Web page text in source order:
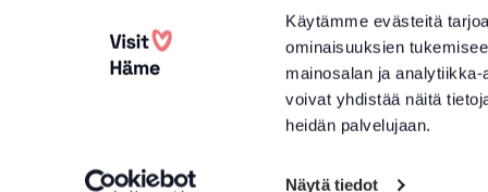
Käytämme evästeitä
ominaisuuksien
mainosalan ja
voivat yhdistää näitä
heidän palvelujaan.
Näytä tiedot